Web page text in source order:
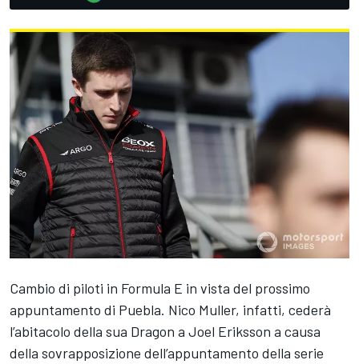
Cambio di piloti in Formula E in vista del prossimo
appuntamento di Puebla. Nico Muller, infatti, cederà
l’abitacolo della sua Dragon a Joel Eriksson a causa
della sovrapposizione dell’appuntamento della serie